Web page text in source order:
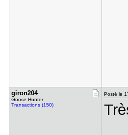
giron204
Goose Hunter
Transactions (150)
Posté le